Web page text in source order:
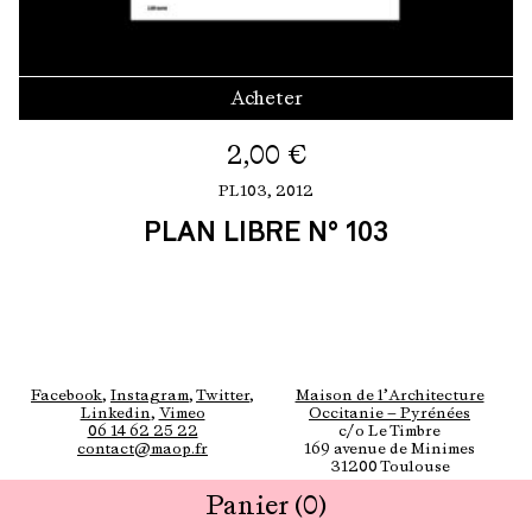
Acheter
2,00 €
PL103, 2012
PLAN LIBRE N° 103
Panier (0)
Facebook, Instagram, Twitter,
Linkedin, Vimeo
Maison de l’Architecture
Occitanie — Pyrénées
06 14 62 25 22
contact@maop.fr
c/o Le Timbre
169 avenue de Minimes
31200 Toulouse